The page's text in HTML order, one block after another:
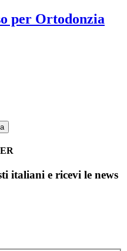
per Ortodonzia
italiani e ricevi le news